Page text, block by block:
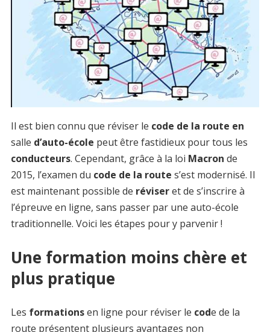
Il est bien connu que réviser le code de la route en
salle d’auto-école peut être fastidieux pour tous les
conducteurs. Cependant, grâce à la loi Macron de
2015, l’examen du code de la route s’est modernisé. Il
est maintenant possible de réviseret de s’inscrire à
l’épreuve en ligne, sans passer par une auto-école
traditionnelle. Voici les étapes pour y parvenir !
Une formation moins chère et
plus pratique
Les formationsen ligne pour réviser le code de la
route présentent plusieurs avantages non